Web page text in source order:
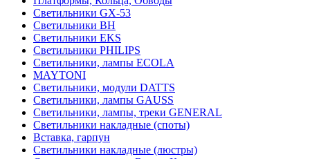
Светильники GX-53
Светильники BH
Светильники EKS
Светильники PHILIPS
Светильники, лампы ECOLA
MAYTONI
Светильники, модули DATTS
Светильники, лампы GAUSS
Светильники, лампы, треки GENERAL
Светильники накладные (споты)
Вставка, гарпун
Светильники накладные (люстры)